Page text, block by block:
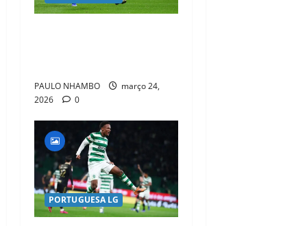
PAULO NHAMBO
março 24,
2026
0
PORTUGUESA LG